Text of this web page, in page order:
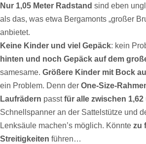
Nur 1,05 Meter Radstand sind eben
als das, was etwa Bergamonts „großer
anbietet.
Keine Kinder und viel Gepäck: kein
hinten und noch Gepäck auf dem
samesame. Größere Kinder mit Bock
ein Problem. Denn der One-Size-
Laufrädern passtfür alle zwischen 1,62
Schnellspanner an der Sattelstütze und
Lenksäule machen’s möglich. Könnte zu
Streitigkeiten führen…